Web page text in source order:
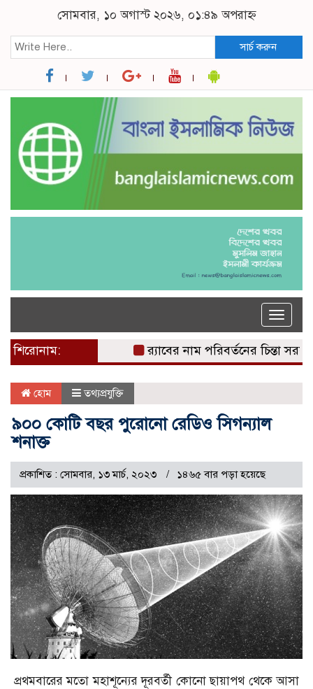
সোমবার, ১০ অগাস্ট ২০২৬, ০১:৪৯ অপরাহ্ন
সার্চ করুন
Toggle
শিরোনাম: র‌্যাবের নাম পরিবর্তনের চিন্তা সরকারের
হোম তথ্যপ্রযুক্তি
৯০০ কোটি বছর পুরোনো রেডিও সিগন্যাল
শনাক্ত
প্রকাশিত : সোমবার, ১৩ মার্চ, ২০২৩ ১৪৬৫ বার পড়া হয়েছে
প্রথমবারের মতো মহাশূন্যের দূরবর্তী কোনো ছায়াপথ থেকে আসা